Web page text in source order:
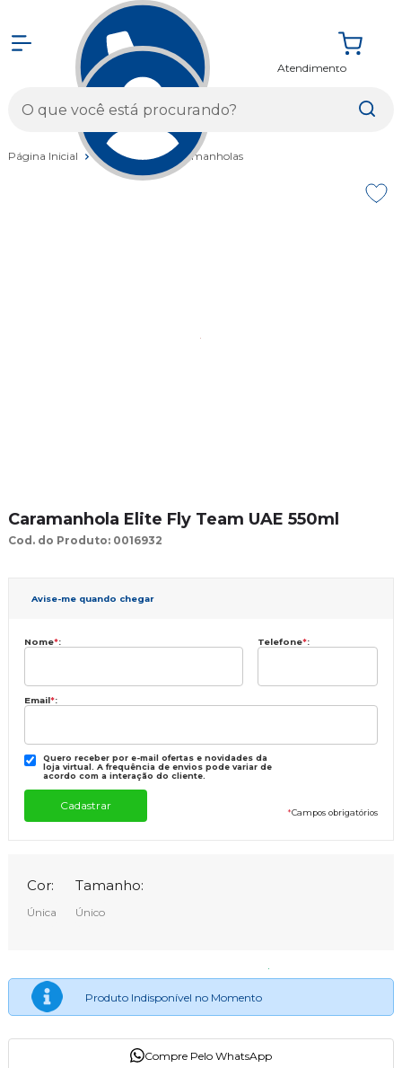
Atendimento
Página Inicial Acessórios Caramanholas
Caramanhola Elite Fly Team UAE 550ml
Cod. do Produto: 0016932
Avise-me quando chegar
Nome*: Telefone*:
Email*:
Quero receber por e-mail ofertas e novidades da
loja virtual. A frequência de envios pode variar de
acordo com a interação do cliente.
*Campos obrigatórios
Cor:
Única
Tamanho:
Único
Produto Indisponível no Momento
Compre Pelo WhatsApp